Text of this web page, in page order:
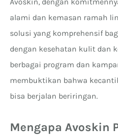
Avoskin, dengan
alami dan kemasan ramah
solusi yang komprehensif
dengan kesehatan kulit dan
berbagai program dan
membuktikan bahwa
bisa berjalan beriringan.
Mengapa Avoskin